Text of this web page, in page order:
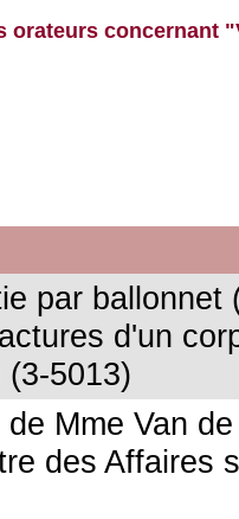
orateurs concernant
par ballonnet
d'un
(3-5013)
Mme Van
des Affaires